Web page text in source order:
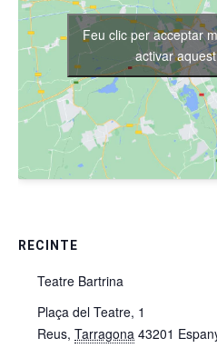
RECINTE
Teatre Bartrina
Plaça del Teatre, 1
Reus, Tarragona 43201
Feu clic per acceptar
activar